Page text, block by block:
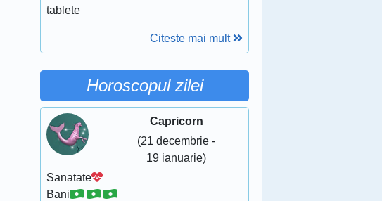
tablete
Citeste mai mult
Horoscopul zilei
Capricorn
(21 decembrie -
19 ianuarie)
Sanatate
Bani